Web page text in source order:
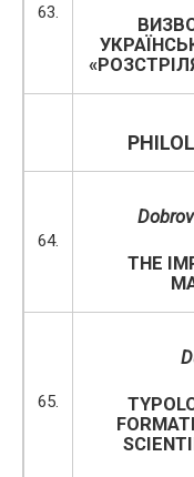
63.
64.
THE
65.